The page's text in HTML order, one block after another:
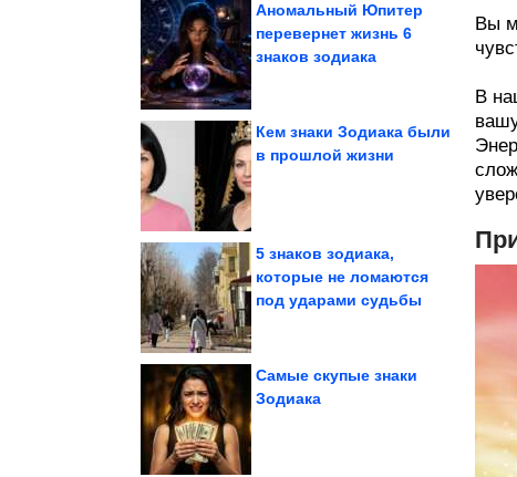
Аномальный Юпитер
перевернет жизнь 6
знаков зодиака
Кем знаки Зодиака были
в прошлой жизни
5 знаков зодиака,
которые не ломаются
под ударами судьбы
Самые скупые знаки
Зодиака
Вы
В